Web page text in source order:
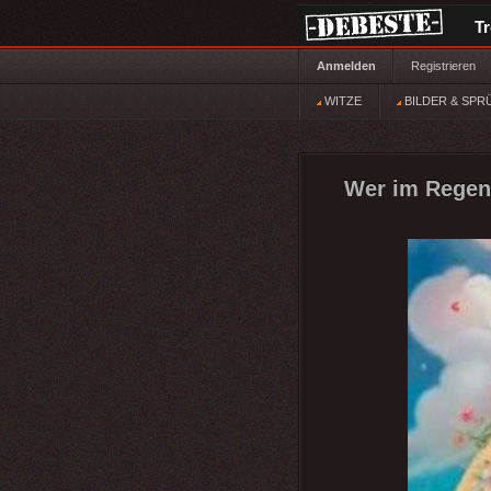
Anmelden Registrieren
WITZE BILDER &
Wer im